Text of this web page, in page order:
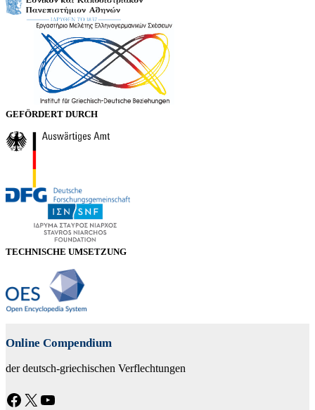
GEFÖRDERT DURCH
TECHNISCHE UMSETZUNG
Online Compendium
der deutsch-griechischen Verflechtungen
Facebook X YouTube